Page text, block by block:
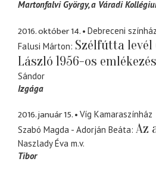
Martonfalvi György a Váradi
2016. október 14.
Debreceni színház
Falusi Márton Szélfútta levél
László 1956-os
Sándor
Izgága
2016. január 15.
Víg Kamaraszínház
Szabó Magda - Adorján Beáta Az
Naszlady Éva m.v.
Tibor